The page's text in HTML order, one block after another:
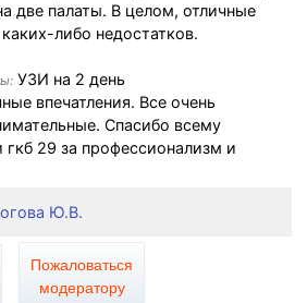
две палаты. В целом, отличные
либо недостатков.
УЗИ на 2 день
впечатления. Все очень
Спасибо всему
29 за профессионализм и
Ю.В.
Пожаловаться
модератору